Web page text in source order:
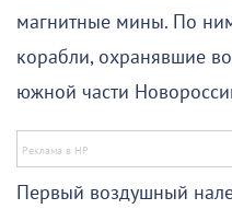
магнитные мины. По
корабли, охранявшие
южной части
Первый воздушный